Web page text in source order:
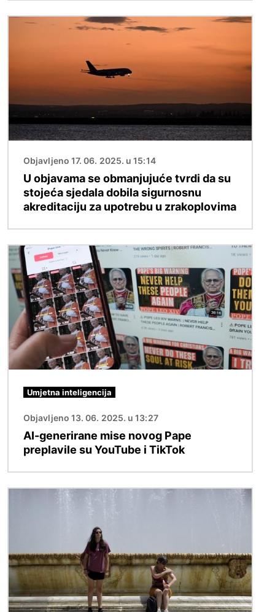
Slika
Objavljeno 17. 06. 2025. u 15:14
U objavama se obmanjujuće tvrdi da su
stojeća sjedala dobila sigurnosnu
akreditaciju za upotrebu u zrakoplovima
Slika
Umjetna inteligencija
Objavljeno 13. 06. 2025. u 13:27
AI-generirane mise novog Pape
preplavile su YouTube i TikTok